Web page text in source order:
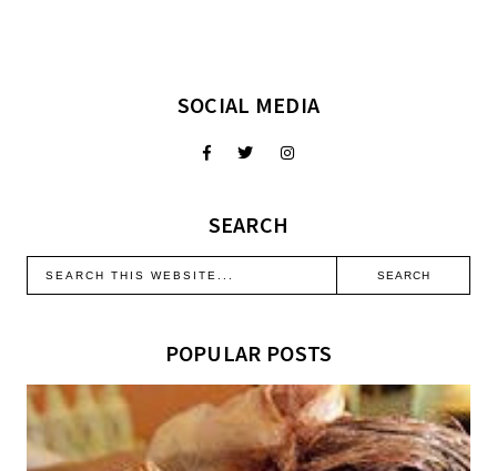
SOCIAL MEDIA
SEARCH
POPULAR POSTS